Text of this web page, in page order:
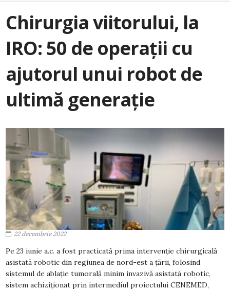
Chirurgia viitorului, la
IRO: 50 de operații cu
ajutorul unui robot de
ultimă generație
22 decembrie 2022
Pe 23 iunie a.c. a fost practicată prima intervenție chirurgicală
asistată robotic din regiunea de nord-est a țării, folosind
sistemul de ablaţie tumorală minim invazivă asistată robotic,
sistem achiziționat prin intermediul proiectului CENEMED,